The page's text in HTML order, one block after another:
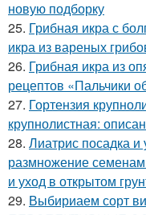
новую подборку
25. Грибная икра с
икра из вареных
26. Грибная икра из
рецептов «Пальчики
27. Гортензия
крупнолистная:
28. Лиатрис посадка и
размножение
и уход в открытом
29. Выбириаем сорт